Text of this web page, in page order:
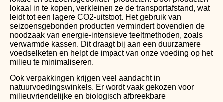
lokaal in te kopen, verkleinen ze de transportafstand, wat
leidt tot een lagere CO2-uitstoot. Het gebruik van
seizoensgebonden producten vermindert bovendien de
noodzaak van energie-intensieve teeltmethoden, zoals
verwarmde kassen. Dit draagt bij aan een duurzamere
voedselketen en helpt de impact van onze voeding op het
milieu te minimaliseren.
Ook verpakkingen krijgen veel aandacht in
natuurvoedingswinkels. Er wordt vaak gekozen voor
milieuvriendelijke en biologisch afbreekbare